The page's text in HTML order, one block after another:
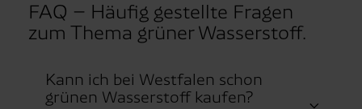
FAQ – Häufig gestellte Fragen
zum Thema grüner Wasserstoff.
Kann ich bei Westfalen schon
grünen Wasserstoff kaufen?